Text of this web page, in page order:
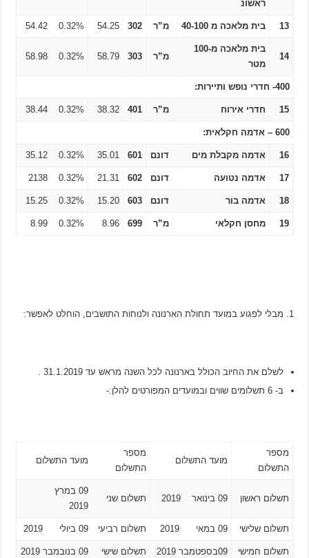
ראשונ
13 בית מלאכה מ 40-100 מ”ר 302
54.25
0.32%
54.42
14
בית מלאכה מ-100
מטר
מ”ר 303
58.79
0.32%
58.98
400- חדרי נופש ותיירות:
15 חדרי אירוח מ”ר 401
38.32
0.32%
38.44
600 – אדמה חקלאית:
16 אדמה מקבלת מים דונם 601
35.01
0.32%
35.12
17 אדמה נטועה דונם 602
21.31
0.32%
2138
18 אדמה בור דונם 603
15.20
0.32%
15.25
19 מחסן חקלאי מ”ר 699
8.96
0.32%
8.99
מבלי לפגוע במועד תחולת הארנונה ולנוחות התושבים, הוחלט לאפשר:
לשלם את החיוב הכולל בארנונה לכל השנה מראש עד 31.1.2019 .
ב- 6 תשלומים שווים ובמועדים המפורטים להלן:-
מספר
התשלום
מועד התשלום
מספר
התשלום
מועד התשלום
תשלום ראשון 09 בינואר 2019 תשלום שני
09 במרץ
2019
תשלום שלישי 09 במאי 2019 תשלום רביעי 09 ביולי 2019
תשלום חמישי 09בספטמבר 2019 תשלום שישי 09 בנובמבר 2019